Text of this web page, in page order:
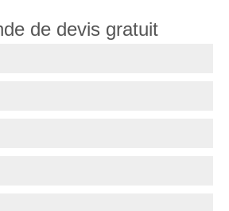
de devis gratuit